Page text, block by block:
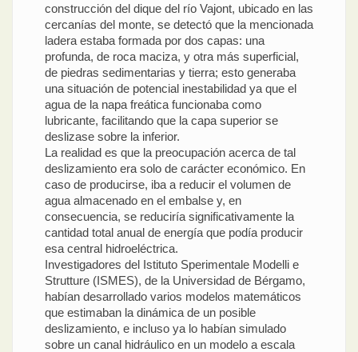
construcción del dique del río Vajont, ubicado en las
cercanías del monte, se detectó que la mencionada
ladera estaba formada por dos capas: una
profunda, de roca maciza, y otra más superficial,
de piedras sedimentarias y tierra; esto generaba
una situación de potencial inestabilidad ya que el
agua de la napa freática funcionaba como
lubricante, facilitando que la capa superior se
deslizase sobre la inferior.
La realidad es que la preocupación acerca de tal
deslizamiento era solo de carácter económico. En
caso de producirse, iba a reducir el volumen de
agua almacenado en el embalse y, en
consecuencia, se reduciría significativamente la
cantidad total anual de energía que podía producir
esa central hidroeléctrica.
Investigadores del Istituto Sperimentale Modelli e
Strutture (ISMES), de la Universidad de Bérgamo,
habían desarrollado varios modelos matemáticos
que estimaban la dinámica de un posible
deslizamiento, e incluso ya lo habían simulado
sobre un canal hidráulico en un modelo a escala